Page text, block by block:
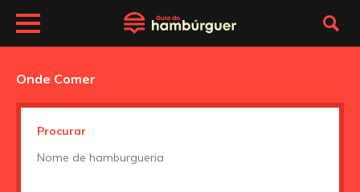
Onde Comer
Procurar